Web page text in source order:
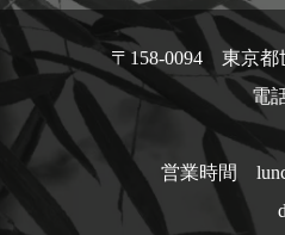
〒158-0094 東京都
電
営業時間
dinner